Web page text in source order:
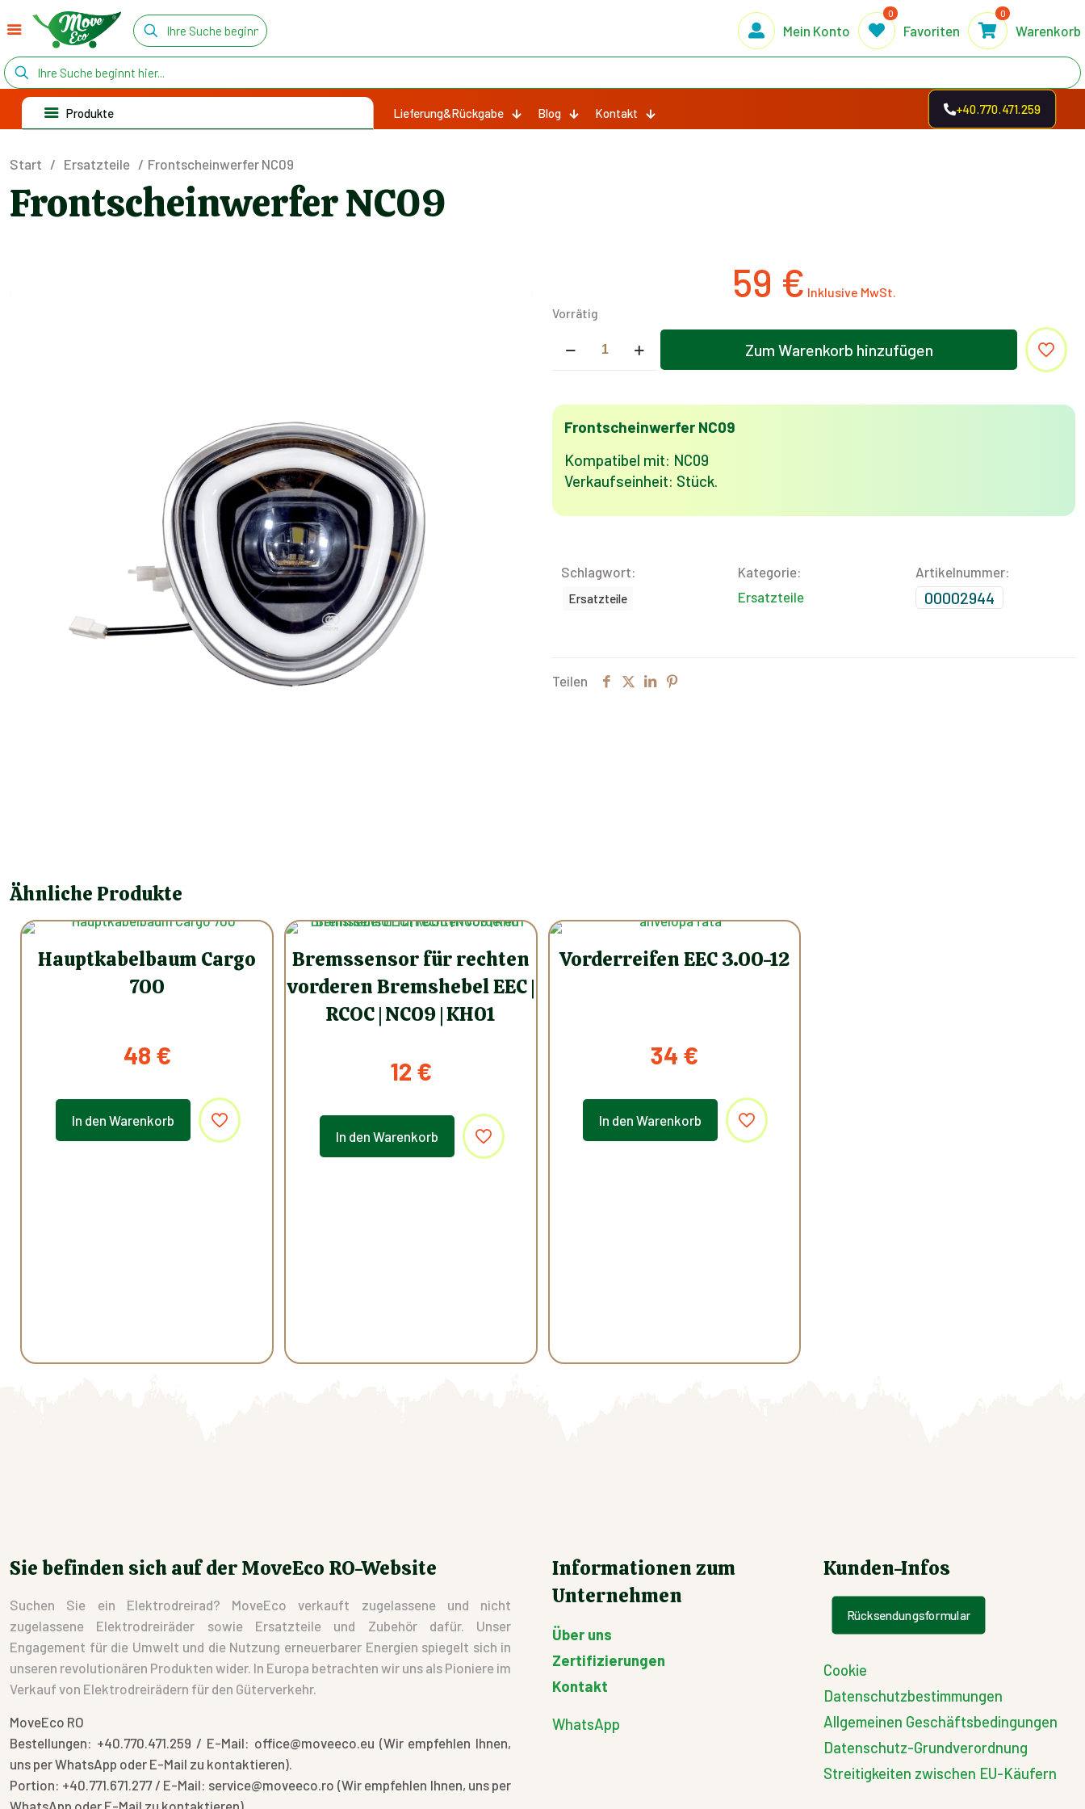
Mein Konto
0
Favoriten
0
Warenkorb
Produkte Lieferung&Rückgabe Blog Kontakt +40.770.471.259
Start / Ersatzteile / Frontscheinwerfer NC09
Frontscheinwerfer NC09
59 €
Vorrätig
Zum Warenkorb hinzufügen
Frontscheinwerfer NC09
Kompatibel mit: NC09
Verkaufseinheit: Stück.
Schlagwort:
Ersatzteile
Kategorie:
Ersatzteile
Artikelnummer:
00002944
Teilen
Ähnliche Produkte
Hauptkabelbaum Cargo
700
48 €
In den Warenkorb
Bremssensor für rechten
vorderen Bremshebel EEC |
RCOC | NC09 | KH01
12 €
In den Warenkorb
Vorderreifen EEC 3.00-12
34 €
In den Warenkorb
Sie befinden sich auf der MoveEco RO-Website
Suchen Sie ein Elektrodreirad? MoveEco verkauft zugelassene und nicht
zugelassene Elektrodreiräder sowie Ersatzteile und Zubehör dafür. Unser
Engagement für die Umwelt und die Nutzung erneuerbarer Energien spiegelt sich in
unseren revolutionären Produkten wider. In Europa betrachten wir uns als Pioniere im
Verkauf von Elektrodreirädern für den Güterverkehr.
MoveEco RO
Bestellungen: +40.770.471.259 / E-Mail: office@moveeco.eu (Wir empfehlen Ihnen,
uns per WhatsApp oder E-Mail zu kontaktieren).
Portion: +40.771.671.277 / E-Mail: service@moveeco.ro (Wir empfehlen Ihnen, uns per
WhatsApp oder E-Mail zu kontaktieren).
Informationen zum
Unternehmen
Über uns
Zertifizierungen
Kontakt
WhatsApp
Kunden-Infos
Rücksendungsformular
Cookie
Datenschutzbestimmungen
Allgemeinen Geschäftsbedingungen
Datenschutz-Grundverordnung
Streitigkeiten zwischen EU-Käufern